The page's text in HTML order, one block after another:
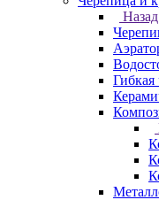
Назад
Гибкая